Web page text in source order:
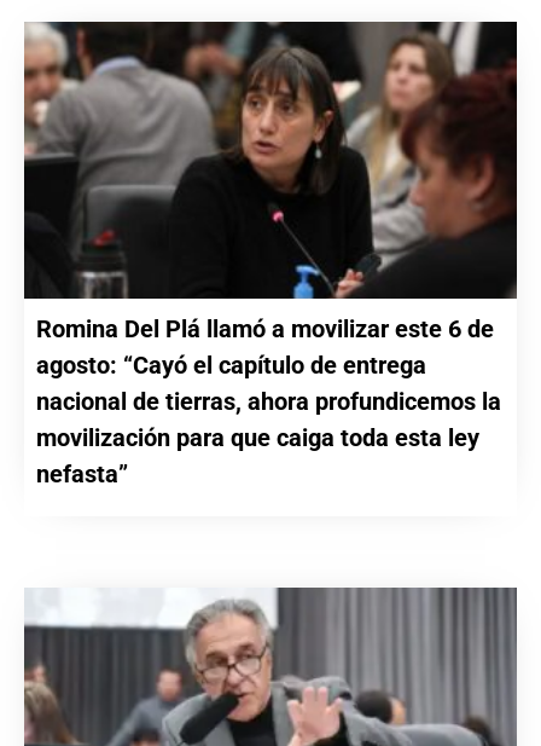
Romina Del Plá llamó a movilizar este 6 de
agosto: “Cayó el capítulo de entrega
nacional de tierras, ahora profundicemos la
movilización para que caiga toda esta ley
nefasta”